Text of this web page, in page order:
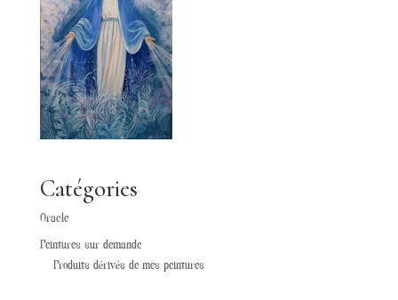
Catégories
Oracle
Peintures sur demande
Produits dérivés de mes peintures